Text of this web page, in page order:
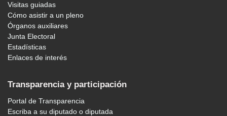
Visitas guiadas
Cómo asistir a un pleno
Órganos auxiliares
Junta Electoral
Estadísticas
Enlaces de interés
Transparencia y participación
Portal de Transparencia
Escriba a su diputado o diputada